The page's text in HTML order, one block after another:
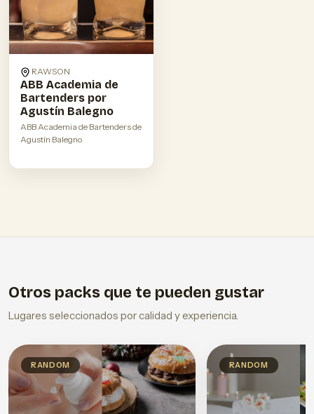
RAWSON
ABB Academia de
Bartenders por
Agustín Balegno
ABB Academia de Bartenders de
Agustín Balegno
Otros packs que te pueden gustar
Lugares seleccionados por calidad y experiencia.
RANDOM RANDOM